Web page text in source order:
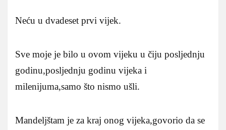
Neću u dvadeset prvi vijek.
Sve moje je bilo u ovom vijeku u čiju posljednju
godinu,posljednju godinu vijeka i
milenijuma,samo što nismo ušli.
Mandeljštam je za kraj onog vijeka,govorio da se